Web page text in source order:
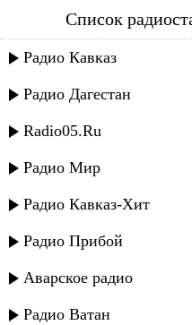
-?unknown?- -
brother$ - там, где
Список
Радио Кавказ
Радио Дагестан
Radio05.Ru
Радио Мир
Радио Кавказ-Хит
Радио Прибой
Аварское радио
Радио Ватан
Тамара Гарибова -